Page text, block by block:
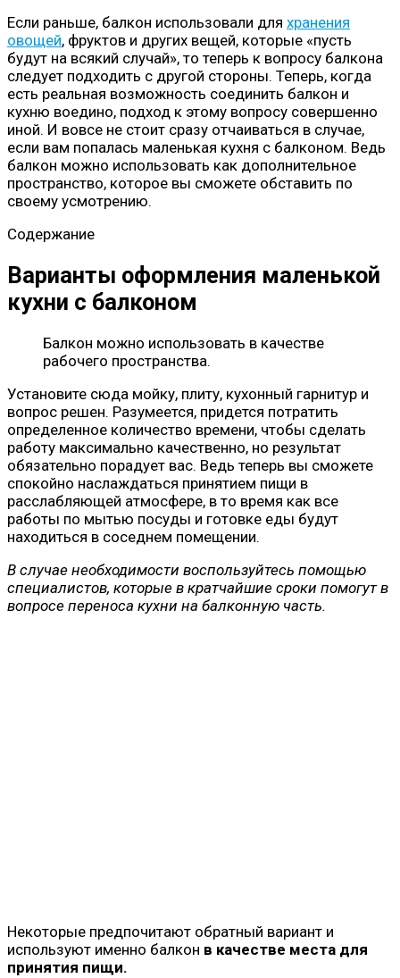
Если раньше, балкон использовали для хранения
овощей, фруктов и других вещей, которые «пусть
будут на всякий случай», то теперь к вопросу балкона
следует подходить с другой стороны. Теперь, когда
есть реальная возможность соединить балкон и
кухню воедино, подход к этому вопросу совершенно
иной. И вовсе не стоит сразу отчаиваться в случае,
если вам попалась маленькая кухня с балконом. Ведь
балкон можно использовать как дополнительное
пространство, которое вы сможете обставить по
своему усмотрению.
Содержание
Варианты оформления маленькой
кухни с балконом
Балкон можно использовать в качестве
рабочего пространства.
Установите сюда мойку, плиту, кухонный гарнитур и
вопрос решен. Разумеется, придется потратить
определенное количество времени, чтобы сделать
работу максимально качественно, но результат
обязательно порадует вас. Ведь теперь вы сможете
спокойно наслаждаться принятием пищи в
расслабляющей атмосфере, в то время как все
работы по мытью посуды и готовке еды будут
находиться в соседнем помещении.
В случае необходимости воспользуйтесь помощью
специалистов, которые в кратчайшие сроки помогут в
вопросе переноса кухни на балконную часть.
Некоторые предпочитают обратный вариант и
используют именно балкон в качестве места для
принятия пищи.